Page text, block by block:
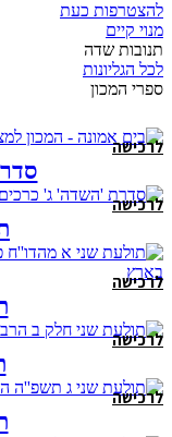
להצטרפות כעת
מנוי קיים
תנובות שדה
לכל הגליונות
ספרי המכון
לרכישה
לרכישה
לרכישה
לרכישה
לרכישה